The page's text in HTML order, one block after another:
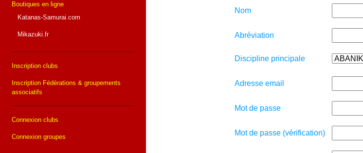
Boutiques en ligne
Katanas-Samurai.com
Mikazuki.fr
Inscription clubs
Inscription Fédérations & groupements
associatifs
Connexion clubs
Connexion groupes
Nom
Abréviation
Discipline principale
Adresse email
Mot de passe
Mot de passe (vérification)